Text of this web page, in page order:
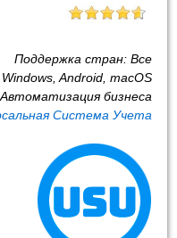
Поддержка стран: Все
Windows, Android, macOS
Автоматизация бизнеса
Система Учета